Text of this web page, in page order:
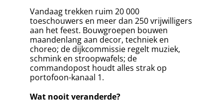
Vandaag trekken ruim 20 000
toeschouwers en meer dan 250 vrijwilligers
aan het feest. Bouwgroepen bouwen
maandenlang aan decor, techniek en
choreo; de dijkcommissie regelt muziek,
schmink en stroopwafels; de
commandopost houdt alles strak op
portofoon-kanaal 1.
Wat nooit veranderde?